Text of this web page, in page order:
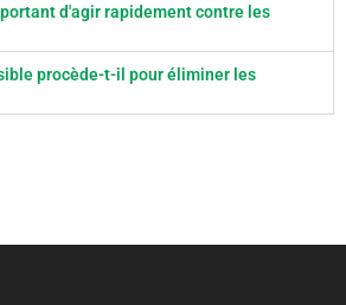
d'agir rapidement contre les
procède-t-il pour éliminer les